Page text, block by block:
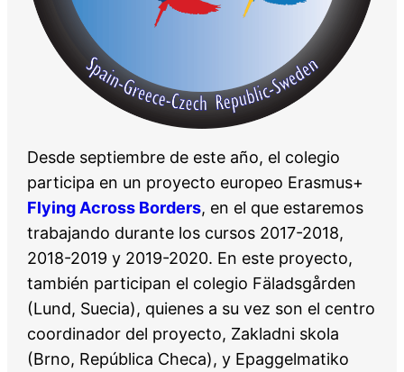
Desde septiembre de este año, el colegio
participa en un proyecto europeo Erasmus+
Flying Across Borders, en el que estaremos
trabajando durante los cursos 2017-2018,
2018-2019 y 2019-2020. En este proyecto,
también participan el colegio Fäladsgården
(Lund, Suecia), quienes a su vez son el centro
coordinador del proyecto, Zakladni skola
(Brno, República Checa), y Epaggelmatiko